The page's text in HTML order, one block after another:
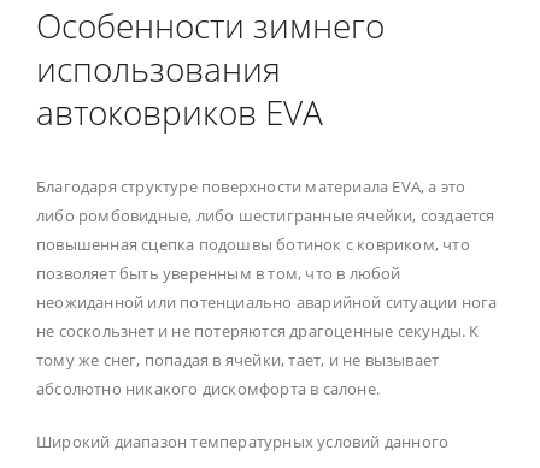
Особенности зимнего
использования
автоковриков EVA
Благодаря структуре поверхности материала EVA, а это
либо ромбовидные, либо шестигранные ячейки, создается
повышенная сцепка подошвы ботинок с ковриком, что
позволяет быть уверенным в том, что в любой
неожиданной или потенциально аварийной ситуации нога
не соскользнет и не потеряются драгоценные секунды. К
тому же снег, попадая в ячейки, тает, и не вызывает
абсолютно никакого дискомфорта в салоне.
Широкий диапазон температурных условий данного